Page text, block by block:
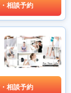
相談予約
相談予約